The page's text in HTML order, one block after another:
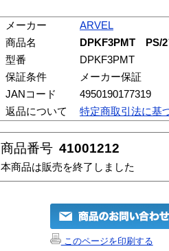
メーカー
ARVEL
商品名
DPKF3PMT PS/
型番
DPKF3PMT
保証条件
メーカー保証
JANコード
4950190177319
返品について
特定商取引法に基
商品番号 41001212
本商品は販売を終了しました
このページを印刷する